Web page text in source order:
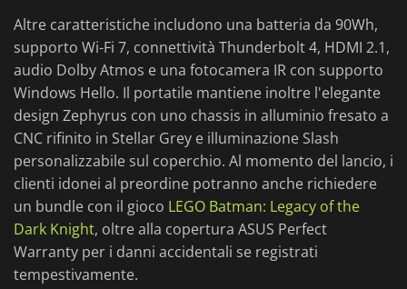
Altre caratteristiche includono una batteria da 90Wh,
supporto Wi-Fi 7, connettività Thunderbolt 4, HDMI 2.1,
audio Dolby Atmos e una fotocamera IR con supporto
Windows Hello. Il portatile mantiene inoltre l'elegante
design Zephyrus con uno chassis in alluminio fresato a
CNC rifinito in Stellar Grey e illuminazione Slash
personalizzabile sul coperchio. Al momento del lancio, i
clienti idonei al preordine potranno anche richiedere
un bundle con il gioco LEGO Batman: Legacy of the
Dark Knight, oltre alla copertura ASUS Perfect
Warranty per i danni accidentali se registrati
tempestivamente.